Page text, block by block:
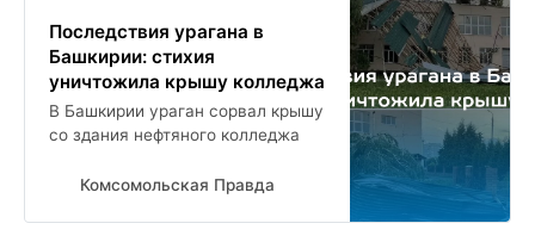
Последствия урагана в
Башкирии: стихия
уничтожила крышу колледжа
В Башкирии ураган сорвал крышу
со здания нефтяного колледжа
Комсомольская Правда